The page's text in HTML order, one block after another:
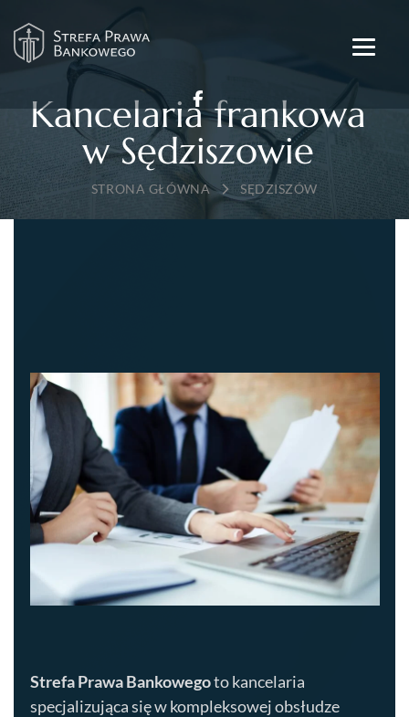
Kancelaria frankowa
w Sędziszowie
→SĘDZISZÓW
Strefa Prawa Bankowegoto kancelaria
specjalizująca się w kompleksowej obsłudze